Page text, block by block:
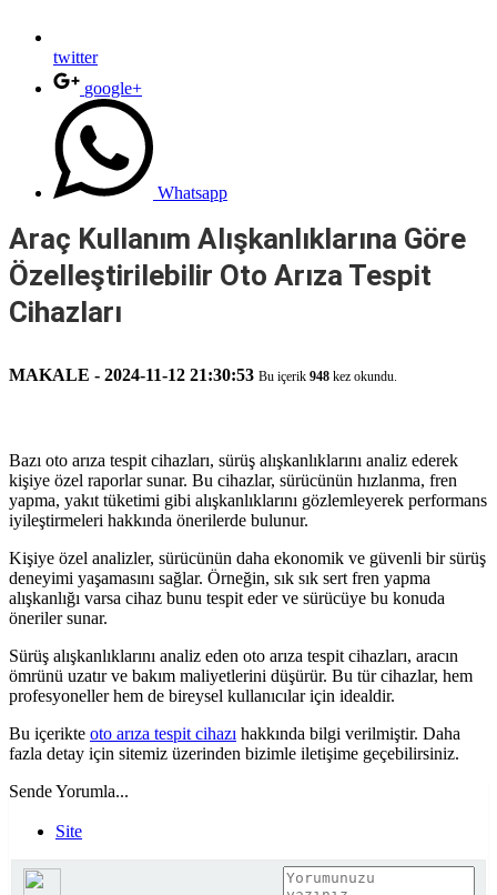
twitter
google+
Whatsapp
Araç Kullanım Alışkanlıklarına Göre
Özelleştirilebilir Oto Arıza Tespit
Cihazları
MAKALE - 2024-11-12 21:30:53 Bu içerik 948 kez okundu.
Bazı oto arıza tespit cihazları, sürüş alışkanlıklarını analiz ederek
kişiye özel raporlar sunar. Bu cihazlar, sürücünün hızlanma, fren
yapma, yakıt tüketimi gibi alışkanlıklarını gözlemleyerek performans
iyileştirmeleri hakkında önerilerde bulunur.
Kişiye özel analizler, sürücünün daha ekonomik ve güvenli bir sürüş
deneyimi yaşamasını sağlar. Örneğin, sık sık sert fren yapma
alışkanlığı varsa cihaz bunu tespit eder ve sürücüye bu konuda
öneriler sunar.
Sürüş alışkanlıklarını analiz eden oto arıza tespit cihazları, aracın
ömrünü uzatır ve bakım maliyetlerini düşürür. Bu tür cihazlar, hem
profesyoneller hem de bireysel kullanıcılar için idealdir.
Bu içerikte oto arıza tespit cihazı hakkında bilgi verilmiştir. Daha
fazla detay için sitemiz üzerinden bizimle iletişime geçebilirsiniz.
Sende Yorumla...
Site